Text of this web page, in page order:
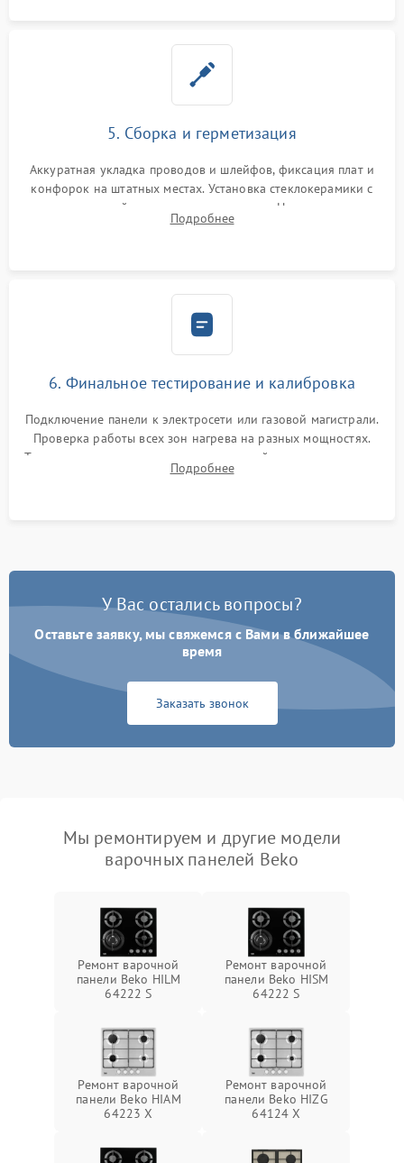
5. Сборка и герметизация
Аккуратная укладка проводов и шлейфов, фиксация плат и
конфорок на штатных местах. Установка стеклокерамики с
проверкой равномерности зазоров. Нанесение
термостойкого герметика или укладка уплотнительной
Подробнее
6. Финальное тестирование и калибровка
Подключение панели к электросети или газовой магистрали.
Проверка работы всех зон нагрева на разных мощностях.
Тестирование сенсорного управления, таймера, индикаторов
остаточного тепла и систем защиты от перегрева.
Подробнее
У Вас остались вопросы?
Оставьте заявку, мы свяжемся с Вами в ближайшее
время
Заказать звонок
Мы ремонтируем и другие модели
варочных панелей Beko
Ремонт варочной
панели Beko HILM
64222 S
Ремонт варочной
панели Beko HISM
64222 S
Ремонт варочной
панели Beko HIAM
64223 X
Ремонт варочной
панели Beko HIZG
64124 X